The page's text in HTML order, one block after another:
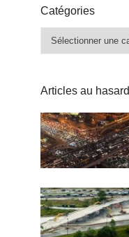
Catégories
Articles au hasard